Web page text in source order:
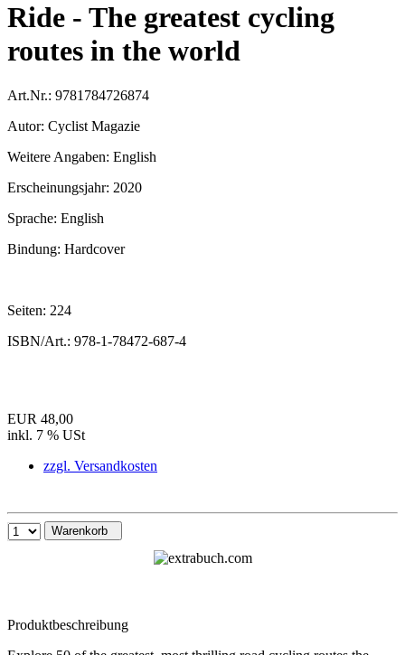
Ride - The greatest cycling
routes in the world
Art.Nr.: 9781784726874
Autor: Cyclist Magazie
Weitere Angaben: English
Erscheinungsjahr: 2020
Sprache: English
Bindung: Hardcover
Seiten: 224
ISBN/Art.: 978-1-78472-687-4
EUR 48,00
inkl. 7 % USt
zzgl. Versandkosten
Warenkorb
Produktbeschreibung